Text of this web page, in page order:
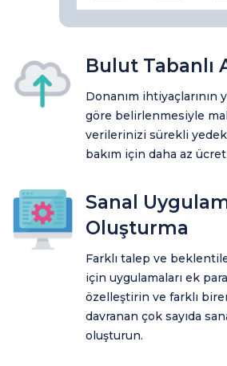
Bulut Tabanlı
Donanım ihtiyaçlarının
göre belirlenmesiyle
verilerinizi sürekli
bakım için daha az
Sanal
Oluşturma
Farklı talep ve
için uygulamaları ek
özelleştirin ve farklı
davranan çok sayıda
oluşturun.